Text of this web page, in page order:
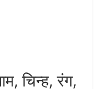
चिन्ह, रंग,